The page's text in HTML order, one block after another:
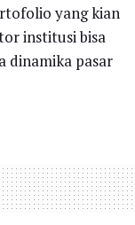
yang kian
institusi bisa
dinamika pasar